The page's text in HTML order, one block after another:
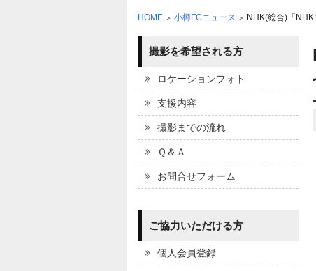
HOME ＞ 小樽FCニュース ＞ NHK(総合)「
撮影を希望される方
ロケーションフォト
支援内容
撮影までの流れ
Ｑ＆Ａ
お問合せフォーム
ご協力いただける方
個人会員登録